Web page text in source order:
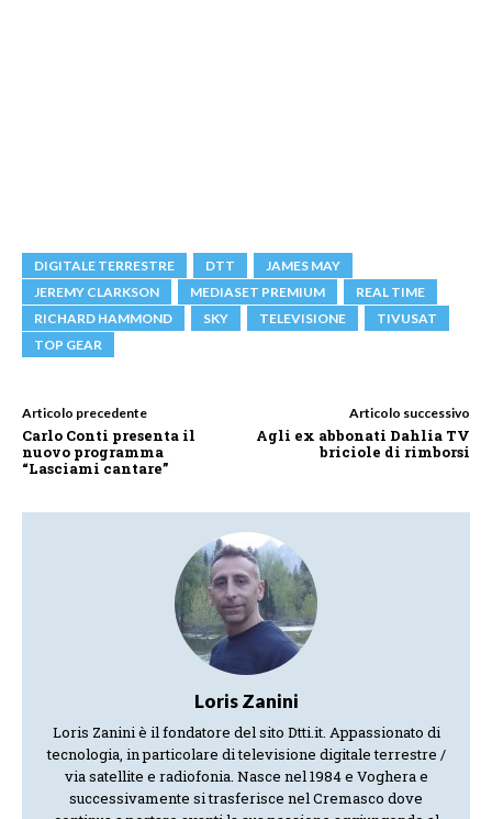
DIGITALE TERRESTRE DTT
JAMES MAY
JEREMY CLARKSON
MEDIASET PREMIUM
REAL TIME
RICHARD HAMMOND
SKY TELEVISIONE
TIVUSAT
TOP GEAR
Articolo precedente
Carlo Conti presenta il
nuovo programma
“Lasciami cantare”
Articolo successivo
Agli ex abbonati Dahlia TV
briciole di rimborsi
Loris Zanini
Loris Zanini è il fondatore del sito Dtti.it. Appassionato di
tecnologia, in particolare di televisione digitale terrestre /
via satellite e radiofonia. Nasce nel 1984 e Voghera e
successivamente si trasferisce nel Cremasco dove